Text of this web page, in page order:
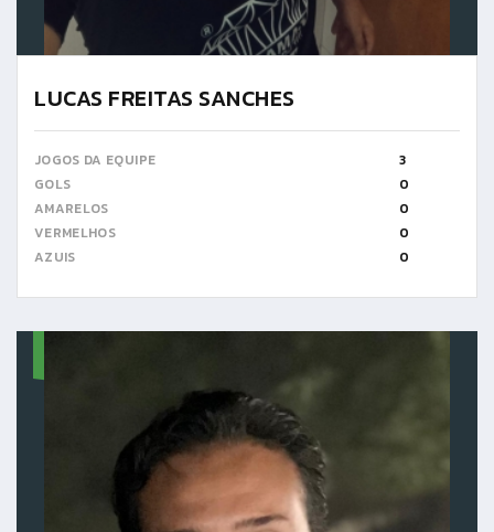
LUCAS FREITAS SANCHES
JOGOS DA EQUIPE
3
GOLS
0
AMARELOS
0
VERMELHOS
0
AZUIS
0